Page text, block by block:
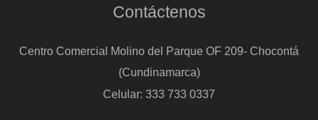
Contáctenos
Centro Comercial Molino del Parque OF 209- Chocontá
(Cundinamarca)
Celular: 333 733 0337